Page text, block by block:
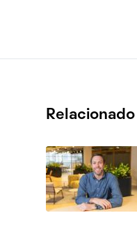
Relacionado